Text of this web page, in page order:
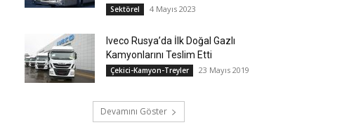
Sektörel 4 Mayıs 2023
Iveco Rusya’da İlk Doğal Gazlı
Kamyonlarını Teslim Etti
Çekici-Kamyon-Treyler 23 Mayıs 2019
Devamını Göster